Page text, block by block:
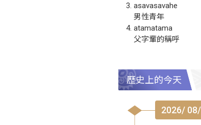
asavasavahe
男性青年
atamatama
父字輩的稱呼
歷史上的今天
2026/